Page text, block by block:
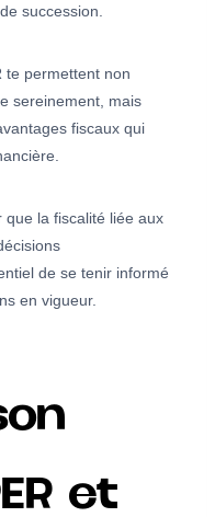
succession.
te permettent non
sereinement, mais
fiscaux qui
la fiscalité liée aux
de se tenir informé
en vigueur.
et